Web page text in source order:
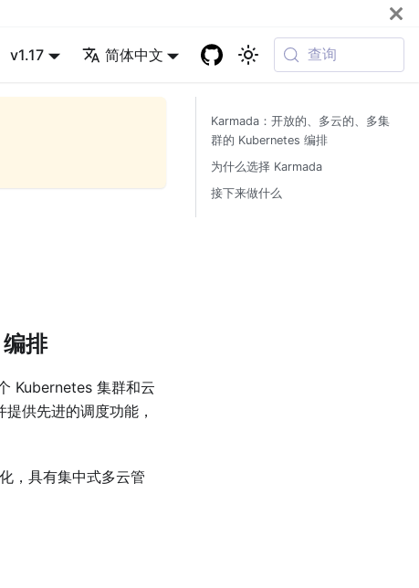
v1.17 简体中文 查询
排
Kubernetes 集群和云
供先进的调度功能，
，具有集中式多云管
Karmada：开放的、多云的、多集
群的 Kubernetes 编排
为什么选择 Karmada
接下来做什么